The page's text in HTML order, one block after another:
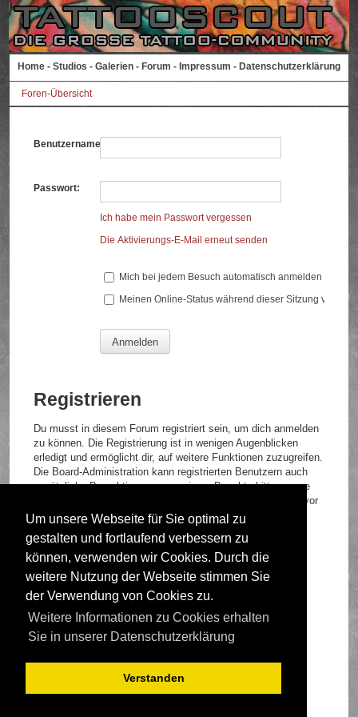
Um unsere Webseite für Sie optimal zu
gestalten und fortlaufend verbessern zu
können, verwenden wir Cookies. Durch die
weitere Nutzung der Webseite stimmen Sie
der Verwendung von Cookies zu.
Weitere Informationen zu Cookies erhalten
Sie in unserer Datenschutzerklärung
Verstanden
Home - Studios - Galerien - Forum - Impressum - Datenschutzerklärung
Foren-Übersicht
Benutzername:
Passwort:
Ich habe mein Passwort vergessen
Die Aktivierungs-E-Mail erneut senden
Mich bei jedem Besuch automatisch anmelden
Meinen Online-Status während dieser Sitzung
Registrieren
Du musst in diesem Forum registriert sein, um dich anmelden
zu können. Die Registrierung ist in wenigen Augenblicken
erledigt und ermöglicht dir, auf weitere Funktionen zuzugreifen.
Die Board-Administration kann registrierten Benutzern auch
zusätzliche Berechtigungen zuweisen. Beachte bitte unsere
Nutzungsbedingungen und die verwandten Regelungen, bevor
du dich registrierst. Bitte beachte auch die jeweiligen
Forenregeln, wenn du dich in diesem Board bewegst.
Nutzungsbedingungen|Datenschutzrichtlinie
Registrieren
Foren-Übersicht
Deutsche Übersetzung durchphpBB.de